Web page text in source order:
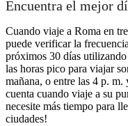
Encuentra el mejor
Cuando viaje a Roma en
puede verificar la
próximos 30 días
las horas pico para viajar
mañana, o entre las 4 p.
cuenta cuando viaje a su
necesite más tiempo para
ciudades!